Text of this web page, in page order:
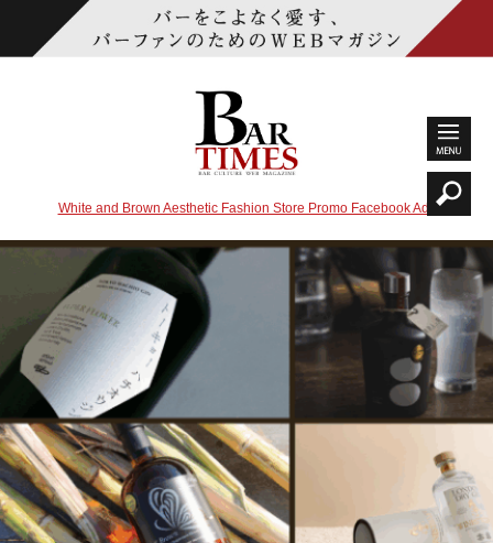
White and Brown Aesthetic Fashion Store Promo Facebook Ads